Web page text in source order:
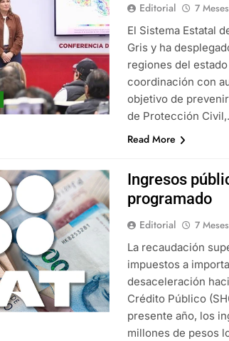
Editorial 7
El Sistema Estatal
Gris y ha
regiones del
coordinación con
objetivo de
de Protección
Read More
Ingresos
programado
Editorial 7
La recaudación
impuestos a
desaceleración
Crédito Público
presente año, los
millones de pesos